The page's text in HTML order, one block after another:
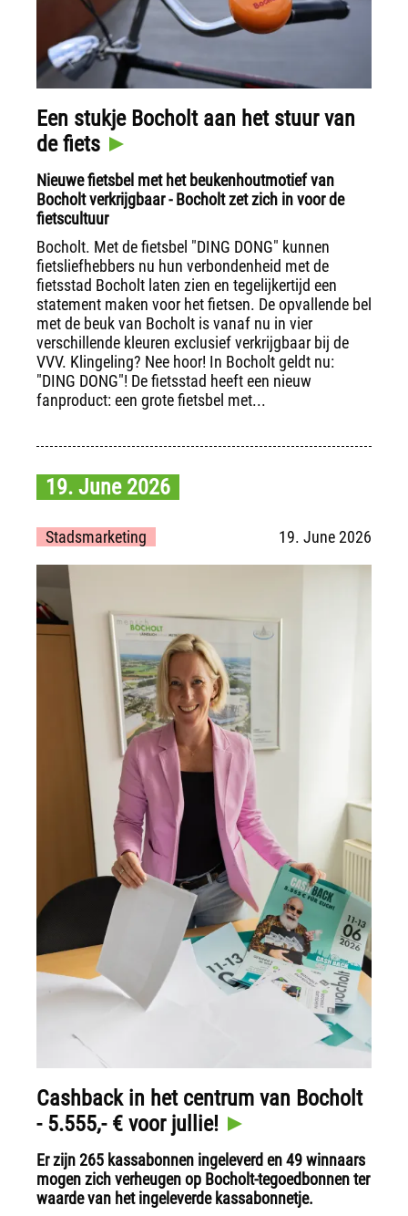
Een stukje Bocholt aan het stuur van
de fiets
Nieuwe fietsbel met het beukenhoutmotief van
Bocholt verkrijgbaar - Bocholt zet zich in voor de
fietscultuur
Bocholt. Met de fietsbel "DING DONG" kunnen
fietsliefhebbers nu hun verbondenheid met de
fietsstad Bocholt laten zien en tegelijkertijd een
statement maken voor het fietsen. De opvallende bel
met de beuk van Bocholt is vanaf nu in vier
verschillende kleuren exclusief verkrijgbaar bij de
VVV. Klingeling? Nee hoor! In Bocholt geldt nu:
"DING DONG"! De fietsstad heeft een nieuw
fanproduct: een grote fietsbel met...
19. June 2026
Stadsmarketing 19. June 2026
Cashback in het centrum van Bocholt
- 5.555,- € voor jullie!
Er zijn 265 kassabonnen ingeleverd en 49 winnaars
mogen zich verheugen op Bocholt-tegoedbonnen ter
waarde van het ingeleverde kassabonnetje.